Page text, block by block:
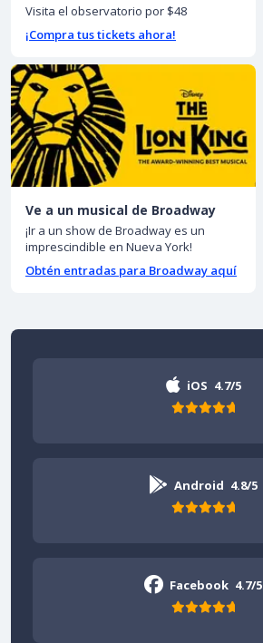
Visita el observatorio por $48
¡Compra tus tickets ahora!
Ve a un musical de Broadway
¡Ir a un show de Broadway es un
imprescindible en Nueva York!
Obtén entradas para Broadway aquí
iOS 4.7/5
Android 4.8/5
Facebook 4.7/5